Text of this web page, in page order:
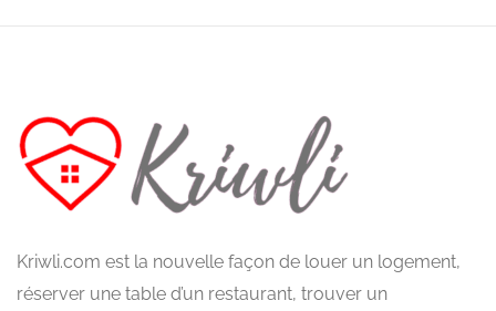
Kriwli.com est la nouvelle façon de louer un logement,
réserver une table d’un restaurant, trouver un